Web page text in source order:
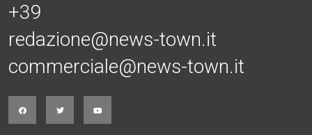
+39
redazione@news-town.it
commerciale@news-town.it